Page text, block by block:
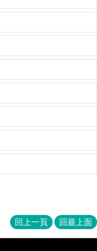
回上一頁 回最上面